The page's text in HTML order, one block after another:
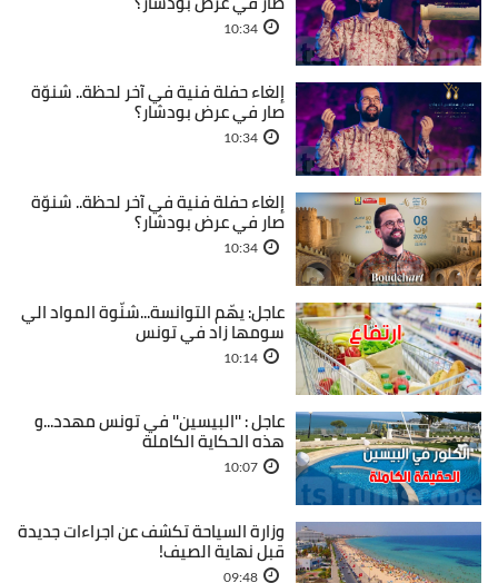
10:34
إلغاء حفلة فنية في آخر لحظة.. شنوّة
صار في عرض بودشار؟
10:34
إلغاء حفلة فنية في آخر لحظة.. شنوّة
صار في عرض بودشار؟
10:34
عاجل: يهّم التوانسة...شنّوة المواد الي
سومها زاد في تونس
10:14
عاجل : ''البيسين'' في تونس مهدد...و
هذه الحكاية الكاملة
10:07
وزارة السياحة تكشف عن اجراءات جديدة
قبل نهاية الصيف!
09:48